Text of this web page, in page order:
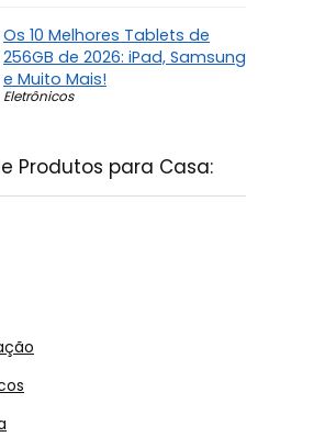
Os 10 Melhores Tablets de
256GB de 2026: iPad, Samsung
e Muito Mais!
Eletrônicos
Produtos para Casa: